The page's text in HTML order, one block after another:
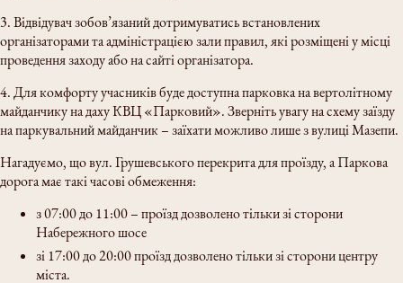
3. Відвідувач зобов’язаний дотримуватись встановлених
організаторами та адміністрацією зали правил, які розміщені у місці
проведення заходу або на сайті організатора.
4. Для комфорту учасників буде доступна парковка на вертолітному
майданчику на даху КВЦ «Парковий». Зверніть увагу на схему заїзду
на паркувальний майданчик – заїхати можливо лише з вулиці Мазепи.
Нагадуємо, що вул. Грушевського перекрита для проїзду, а Паркова
дорога має такі часові обмеження:
з 07:00 до 11:00 – проїзд дозволено тільки зі сторони
Набережного шосе
зі 17:00 до 20:00 проїзд дозволено тільки зі сторони центру
міста.